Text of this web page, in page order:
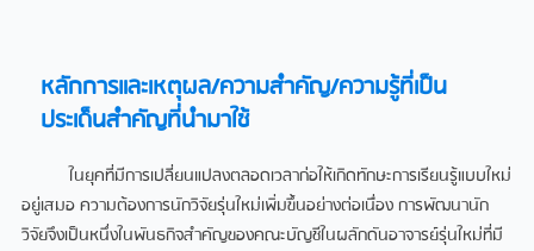
หลักการและเหตุผล/ความสำคัญ/ความรู้ที่เป็น
ประเด็นสำคัญที่นำมาใช้​
ในยุคที่มีการเปลี่ยนแปลงตลอดเวลาก่อให้เกิดทักษะการเรียนรู้แบบใหม่
อยู่เสมอ ความต้องการนักวิจัยรุ่นใหม่เพิ่มขึ้นอย่างต่อเนื่อง การพัฒนานัก
วิจัยจึงเป็นหนึ่งในพันธกิจสำคัญของคณะบัญชีในผลักดันอาจารย์รุ่นใหม่ที่มี